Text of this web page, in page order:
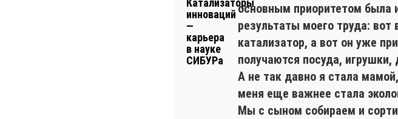
основным приоритетом была
результаты моего труда:
катализатор, а вот он уже
получаются посуда,
А не так давно я стала
меня еще важнее стала
Мы с сыном собираем и